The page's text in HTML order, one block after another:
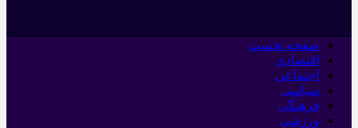
صفحه نخست
اقتصادی
اجتماعی
سیاسی
فرهنگی
ورزشی